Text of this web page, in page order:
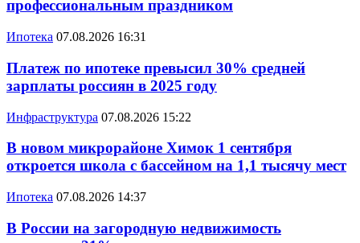
профессиональным праздником
Ипотека 07.08.2026 16:31
Платеж по ипотеке превысил 30% средней
зарплаты россиян в 2025 году
Инфраструктура 07.08.2026 15:22
В новом микрорайоне Химок 1 сентября
откроется школа с бассейном на 1,1 тысячу мест
Ипотека 07.08.2026 14:37
В России на загородную недвижимость